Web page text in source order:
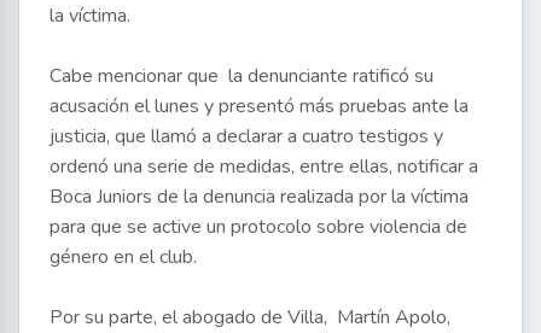
la víctima.
Cabe mencionar que la denunciante ratificó su
acusación el lunes y presentó más pruebas ante la
justicia, que llamó a declarar a cuatro testigos y
ordenó una serie de medidas, entre ellas, notificar a
Boca Juniors de la denuncia realizada por la víctima
para que se active un protocolo sobre violencia de
género en el club.
Por su parte, el abogado de Villa, Martín Apolo,